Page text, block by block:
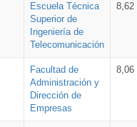
Escuela Técnica
Superior de
Ingeniería de
Telecomunicación
8,62
Facultad de
Administración y
Dirección de
Empresas
8,06